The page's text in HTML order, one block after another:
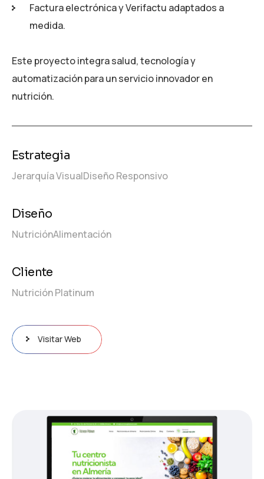
Factura electrónica y Verifactu adaptados a
medida.
Este proyecto integra salud, tecnología y
automatización para un servicio innovador en
nutrición.
Estrategia
Jerarquía VisualDiseño Responsivo
Diseño
NutriciónAlimentación
Cliente
Nutrición Platinum
Visitar Web